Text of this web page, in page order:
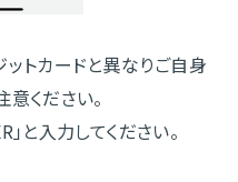
トカードと異なりご自身
ください。
と入力してください。